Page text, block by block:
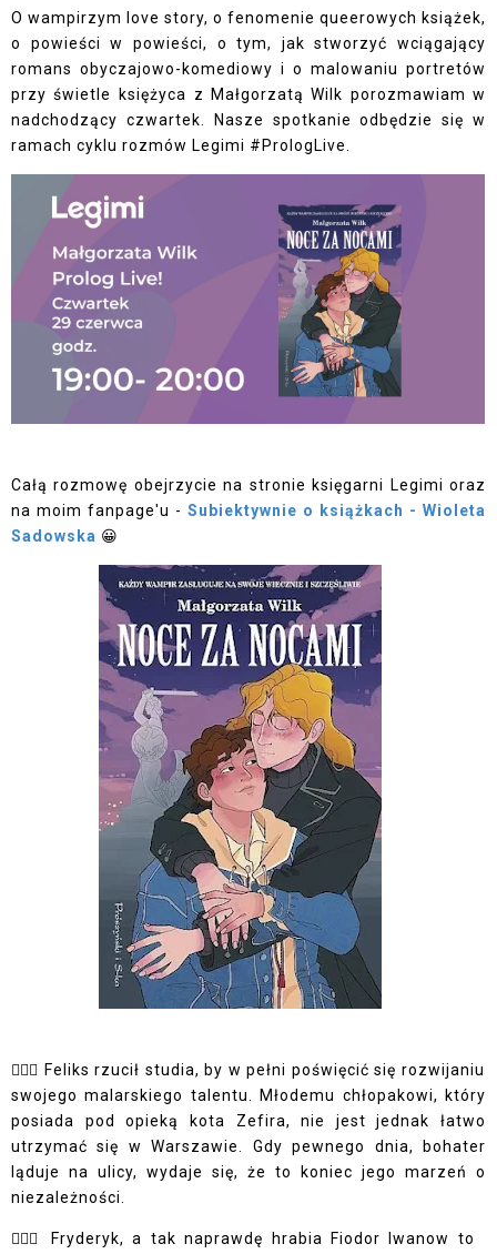
O wampirzym love story, o fenomenie queerowych książek,
o powieści w powieści, o tym, jak stworzyć wciągający
romans obyczajowo-komediowy i o malowaniu portretów
przy świetle księżyca⁣ z Małgorzatą Wilk porozmawiam w
nadchodzący czwartek. Nasze spotkanie odbędzie się w
ramach cyklu rozmów Legimi #PrologLive.
Całą rozmowę obejrzycie na stronie księgarni Legimi oraz
na moim fanpage'u - Subiektywnie o książkach - Wioleta
Sadowska 😀
🧛🏼‍♂️ Feliks rzucił studia, by w pełni poświęcić się rozwijaniu
swojego malarskiego talentu. Młodemu chłopakowi, który
posiada pod opieką kota Zefira, nie jest jednak łatwo
utrzymać się w Warszawie. Gdy pewnego dnia, bohater
ląduje na ulicy, wydaje się, że to koniec jego marzeń o
niezależności.
🧛🏼‍♂️ Fryderyk, a tak naprawdę hrabia Fiodor Iwanow to